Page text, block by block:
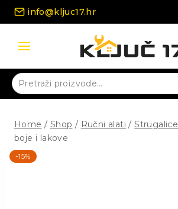
Skip
info@kljuc17.hr
Pretraži:
Home / Shop / Ručni alati / Strugalice
boje i lakove
-15%